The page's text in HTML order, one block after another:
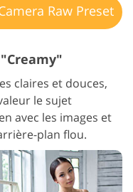
Raw Preset
claires et douces,
le sujet
avec les images et
plan flou.